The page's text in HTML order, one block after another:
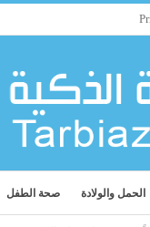
الحمل والولادة صحة الطفل